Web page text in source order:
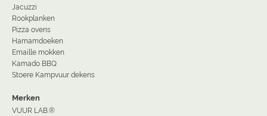
Jacuzzi
Rookplanken
Pizza ovens
Hamamdoeken
Emaille mokken
Kamado BBQ
Stoere Kampvuur dekens
Merken
VUUR LAB.®